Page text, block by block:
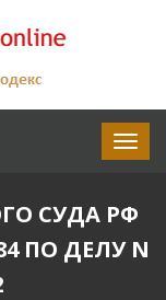
СУДА РФ
ПО ДЕЛУ N